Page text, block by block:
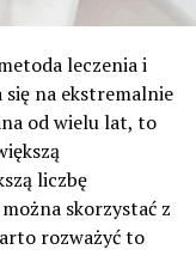
leczenia i
na ekstremalnie
od wielu lat, to
liczbę
skorzystać z
rozważyć to